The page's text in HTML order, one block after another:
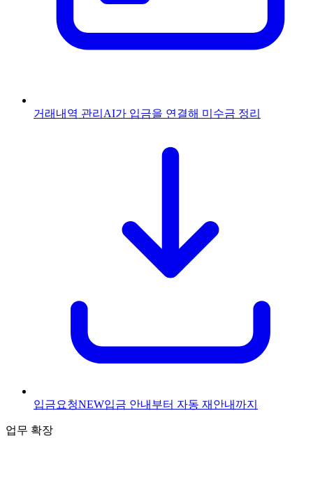
거래내역 관리 AI가 입금을 연결해 미수금 정리
입금요청NEW입금 안내부터 자동 재안내까지
업무 확장